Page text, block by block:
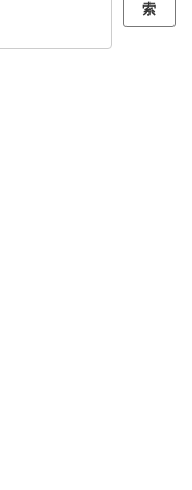
索